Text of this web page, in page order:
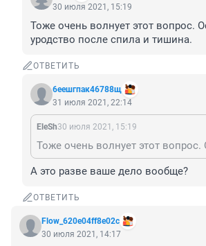
30 июля 2021, 15:19
Тоже очень волнует этот вопрос.
уродство после спила и тишина.
ОТВЕТИТЬ
6еешгпак46788щ
31 июля 2021, 22:14
EleSh30 июля 2021, 15:19
А это разве ваше дело вообще?
ОТВЕТИТЬ
Flow_620e04ff8e02c
30 июля 2021, 14:17